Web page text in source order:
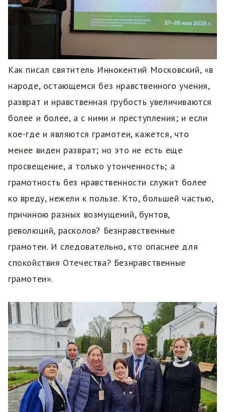
Как писал святитель Иннокентий Московский, «в
народе, остающемся без нравственного учения,
разврат и нравственная грубость увеличиваются
более и более, а с ними и преступления; и если
кое-где и являются грамотеи, кажется, что
менее виден разврат; но это не есть еще
просвещение, а только утонченность; а
грамотность без нравственности служит более
ко вреду, нежели к пользе. Кто, большей частью,
причиною разных возмущений, бунтов,
революций, расколов? Безнравственные
грамотеи. И следовательно, кто опаснее для
спокойствия Отечества? Безнравственные
грамотеи».